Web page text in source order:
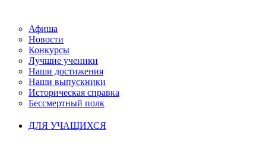
Афиша
Новости
Конкурсы
Лучшие ученики
Наши достижения
Наши выпускники
Историческая справка
Бессмертный полк
ДЛЯ УЧАЩИХСЯ